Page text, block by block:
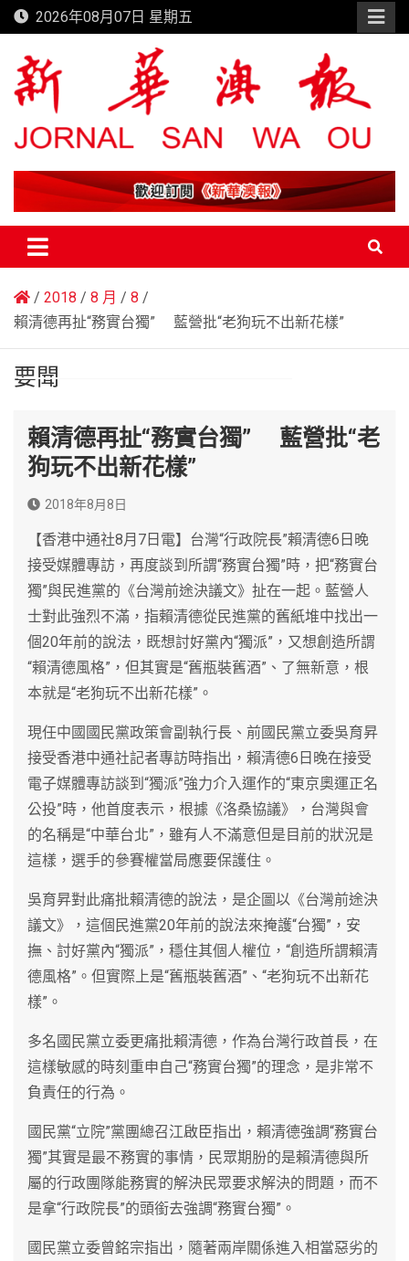
Skip
to
content
2026年08月07日 星期五
新華澳報
2018 8 月
8
賴清德再扯“務實台獨” 藍營批“老狗玩不出新花樣”
要聞
賴清德再扯“務實台獨” 藍營批“老
狗玩不出新花樣”
2018年8月8日
【香港中通社8月7日電】台灣“行政院長”賴清德6日晚
接受媒體專訪，再度談到所謂“務實台獨”時，把“務實台
獨”與民進黨的《台灣前途決議文》扯在一起。藍營人
士對此強烈不滿，指賴清德從民進黨的舊紙堆中找出一
個20年前的說法，既想討好黨內“獨派”，又想創造所謂
“賴清德風格”，但其實是“舊瓶裝舊酒”、了無新意，根
本就是“老狗玩不出新花樣”。
現任中國國民黨政策會副執行長、前國民黨立委吳育昇
接受香港中通社記者專訪時指出，賴清德6日晚在接受
電子媒體專訪談到“獨派”強力介入運作的“東京奧運正名
公投”時，他首度表示，根據《洛桑協議》，台灣與會
的名稱是“中華台北”，雖有人不滿意但是目前的狀況是
這樣，選手的參賽權當局應要保護住。
吳育昇對此痛批賴清德的說法，是企圖以《台灣前途決
議文》，這個民進黨20年前的說法來掩護“台獨”，安
撫、討好黨內“獨派”，穩住其個人權位，“創造所謂賴清
德風格”。但實際上是“舊瓶裝舊酒”、“老狗玩不出新花
樣”。
多名國民黨立委更痛批賴清德，作為台灣行政首長，在
這樣敏感的時刻重申自己“務實台獨”的理念，是非常不
負責任的行為。
國民黨“立院”黨團總召江啟臣指出，賴清德強調“務實台
獨”其實是最不務實的事情，民眾期朌的是賴清德與所
屬的行政團隊能務實的解決民眾要求解決的問題，而不
是拿“行政院長”的頭銜去強調“務實台獨”。
國民黨立委曾銘宗指出，隨著兩岸關係進入相當惡劣的